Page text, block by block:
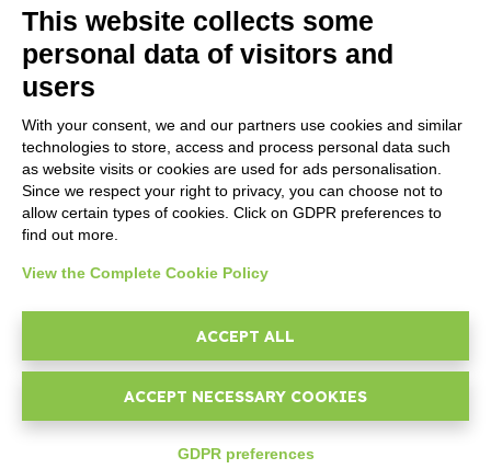
de comisiones y ventas
directas en nube
Invoice4Cloud
Facturación rapida, creacion
XML facturas, gestion
presupuestos, calendario
caducidades y almacen.
This website collects some
personal data of visitors and
users
With your consent, we and our partners use cookies and similar
technologies to store, access and process personal data such
as website visits or cookies are used for ads personalisation.
Since we respect your right to privacy, you can choose not to
allow certain types of cookies. Click on GDPR preferences to
find out more.
View the Complete Cookie Policy
ACCEPT ALL
ACCEPT NECESSARY COOKIES
GDPR preferences